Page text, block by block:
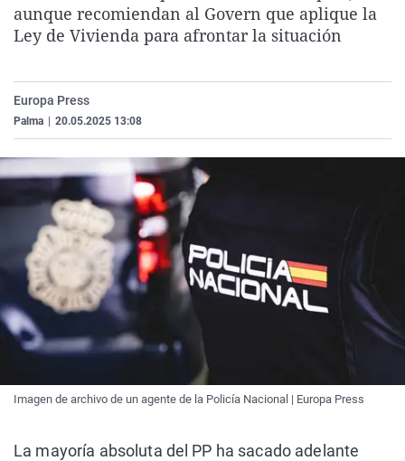
La rosa de los vientos
Gente viajera
Como el perro y el
Caso
Retornados
Equipo de
Extremadura
Galicia
La Rioja
País Vasco
Virales
Televisión
Elecciones
aunque recomiendan al Govern que aplique la
Ley de Vivienda para afrontar la situación
Europa Press
Palma 20.05.2025 13:08
Imagen de archivo de un agente de la Policía Nacional | Europa Press
La mayoría absoluta del PP ha sacado adelante